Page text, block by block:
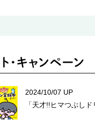
2024/10/07 UP
「天才!!ヒマつぶし